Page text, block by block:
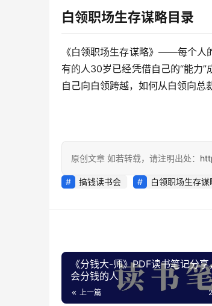
白领职场生存谋略目录
《白领职场生存谋略》——每个人
有的人30岁已经凭借自己的“能力
自己向白领跨越，如何从白领向总
原创文章 如若转载，请注明出处：
搞钱读书会 白领职场生存谋
《分钱大-师》PDF读书笔记分
会分钱的人
上一篇